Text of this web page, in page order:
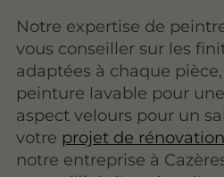
Notre expertise de
vous conseiller sur les
adaptées à chaque
peinture lavable pour
aspect velours pour un
votre projet de
notre entreprise à